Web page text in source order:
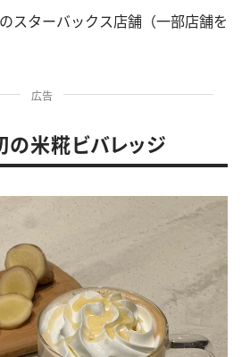
スターバックス店舗（一部店舗を
広告
の米糀ビバレッジ